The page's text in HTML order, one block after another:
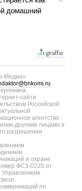
домашний
Медиа»
сайте
Российской
агентство
другими лицами в
разрешения
и охране
ФС3-0225 от
Управлением
по